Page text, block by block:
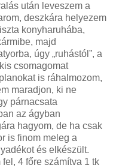
után leveszem a
deszkára helyezem
konyharuhába,
majd
úgy „ruhástól”, a
csomagomat
is ráhalmozom,
maradjon, ki ne
párnacsata
az ágyban
hagyom, de ha csak
is finom meleg a
és elkészült.
4 főre számítva 1 tk